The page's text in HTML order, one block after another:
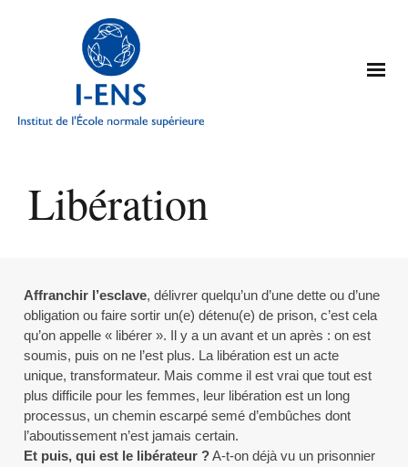
Libération
Affranchir l’esclave, délivrer quelqu’un d’une dette ou d’une
obligation ou faire sortir un(e) détenu(e) de prison, c’est cela
qu’on appelle « libérer ». Il y a un avant et un après : on est
soumis, puis on ne l’est plus. La libération est un acte
unique, transformateur. Mais comme il est vrai que tout est
plus difficile pour les femmes, leur libération est un long
processus, un chemin escarpé semé d’embûches dont
l’aboutissement n’est jamais certain.
Et puis, qui est le libérateur ?A-t-on déjà vu un prisonnier